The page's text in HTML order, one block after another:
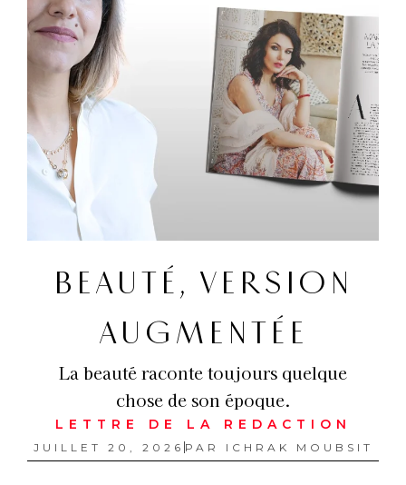
BEAUTÉ, VERSION
AUGMENTÉE
La beauté raconte toujours quelque
chose de son époque.
LETTRE DE LA REDACTION
JUILLET 20, 2026 PAR ICHRAK MOUBSIT